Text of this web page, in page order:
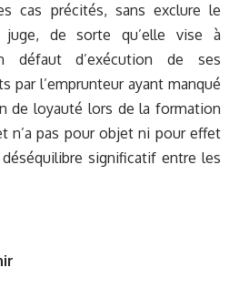
cas précités, sans exclure le
juge, de sorte qu’elle vise à
défaut d’exécution de ses
par l’emprunteur ayant manqué
de loyauté lors de la formation
n’a pas pour objet ni pour effet
significatif entre les